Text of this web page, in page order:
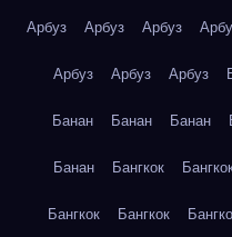
Арбуз Арбуз Арбуз
Арбуз Арбуз Арбуз
Банан Банан Банан
Банан Бангкок
Бангкок Бангкок